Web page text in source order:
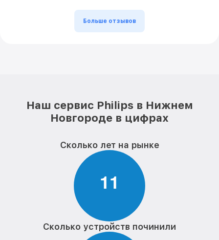
Больше отзывов
Наш сервис Philips в Нижнем
Новгороде в цифрах
Сколько лет на рынке
11
Сколько устройств починили